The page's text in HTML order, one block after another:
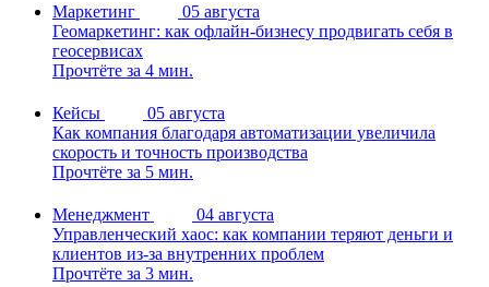
Маркетинг
05 августа
Геомаркетинг: как офлайн-бизнесу продвигать себя в
геосервисах
Прочтёте за 4 мин.
Кейсы
05 августа
Как компания благодаря автоматизации увеличила
скорость и точность производства
Прочтёте за 5 мин.
Менеджмент
04 августа
Управленческий хаос: как компании теряют деньги и
клиентов из-за внутренних проблем
Прочтёте за 3 мин.